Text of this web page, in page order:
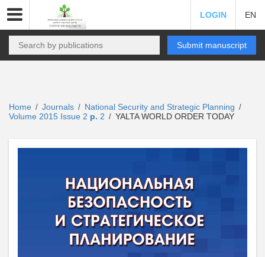
LOGIN EN
Submit manuscript
Home / Journals / National Security and Strategic Planning /
Volume 2015 Issue 2 p. 2 / YALTA WORLD ORDER TODAY